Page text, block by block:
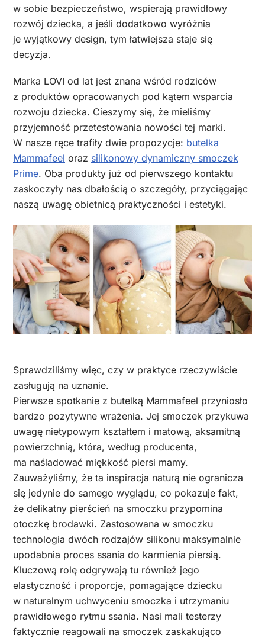
w sobie bezpieczeństwo, wspierają prawidłowy
rozwój dziecka, a jeśli dodatkowo wyróżnia
je wyjątkowy design, tym łatwiejsza staje się
decyzja.
Marka LOVI od lat jest znana wśród rodziców
z produktów opracowanych pod kątem wsparcia
rozwoju dziecka. Cieszymy się, że mieliśmy
przyjemność przetestowania nowości tej marki.
W nasze ręce trafiły dwie propozycje: butelka
Mammafeel oraz silikonowy dynamiczny smoczek
Prime. Oba produkty już od pierwszego kontaktu
zaskoczyły nas dbałością o szczegóły, przyciągając
naszą uwagę obietnicą praktyczności i estetyki.
Sprawdziliśmy więc, czy w praktyce rzeczywiście
zasługują na uznanie.
Pierwsze spotkanie z butelką Mammafeel przyniosło
bardzo pozytywne wrażenia. Jej smoczek przykuwa
uwagę nietypowym kształtem i matową, aksamitną
powierzchnią, która, według producenta,
ma naśladować miękkość piersi mamy.
Zauważyliśmy, że ta inspiracja naturą nie ogranicza
się jedynie do samego wyglądu, co pokazuje fakt,
że delikatny pierścień na smoczku przypomina
otoczkę brodawki. Zastosowana w smoczku
technologia dwóch rodzajów silikonu maksymalnie
upodabnia proces ssania do karmienia piersią.
Kluczową rolę odgrywają tu również jego
elastyczność i proporcje, pomagające dziecku
w naturalnym uchwyceniu smoczka i utrzymaniu
prawidłowego rytmu ssania. Nasi mali testerzy
faktycznie reagowali na smoczek zaskakująco